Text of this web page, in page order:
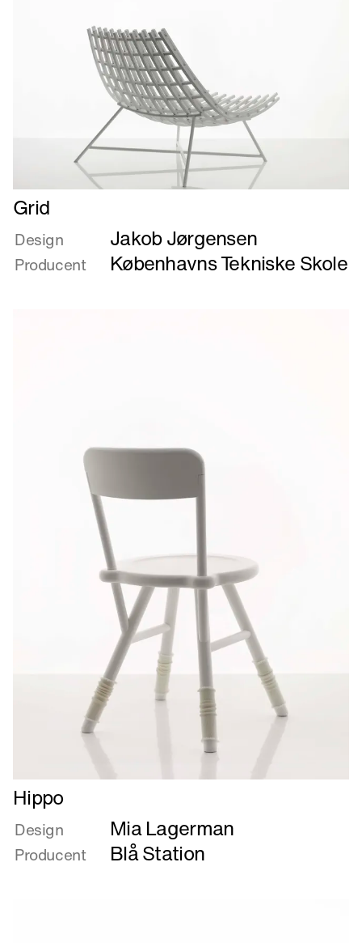
Læs
mere
om
Grid
Grid
Design Jakob Jørgensen
Producent Københavns Tekniske Skole
Læs
mere
om
Hippo
Hippo
Design Mia Lagerman
Producent Blå Station